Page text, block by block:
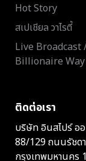
Hot Story
สเปเชียล วาไรตี้
Live Broadcast
Billionaire Way
ติดต่อเรา
บริษัท อินสไปร์ อ
88/129 ถนนรัชด
กรุงเทพมหานคร